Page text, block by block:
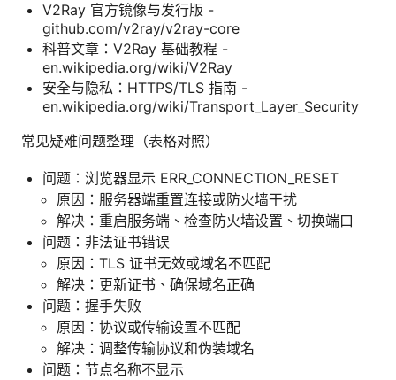
V2Ray 官方镜像与发行版 -
github.com/v2ray/v2ray-core
科普文章：V2Ray 基础教程 -
en.wikipedia.org/wiki/V2Ray
安全与隐私：HTTPS/TLS 指南 -
en.wikipedia.org/wiki/Transport_Layer_Security
常见疑难问题整理（表格对照）
问题：浏览器显示 ERR_CONNECTION_RESET
原因：服务器端重置连接或防火墙干扰
解决：重启服务端、检查防火墙设置、切换端口
问题：非法证书错误
原因：TLS 证书无效或域名不匹配
解决：更新证书、确保域名正确
问题：握手失败
原因：协议或传输设置不匹配
解决：调整传输协议和伪装域名
问题：节点名称不显示